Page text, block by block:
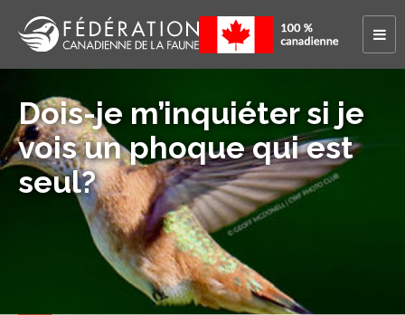
Dois-je m’inquiéter si je
vois un phoque qui est
seul?